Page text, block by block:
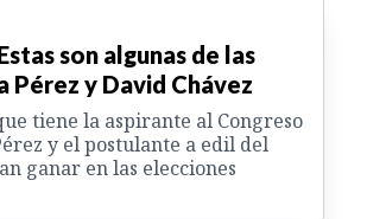
son algunas de las
y David Chávez
tiene la aspirante al Congreso
y el postulante a edil del
ganar en las elecciones